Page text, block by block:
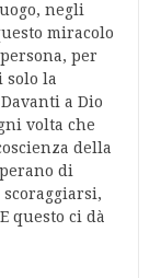
negli
miracolo
per
solo la
a Dio
volta che
della
di
questo ci dà